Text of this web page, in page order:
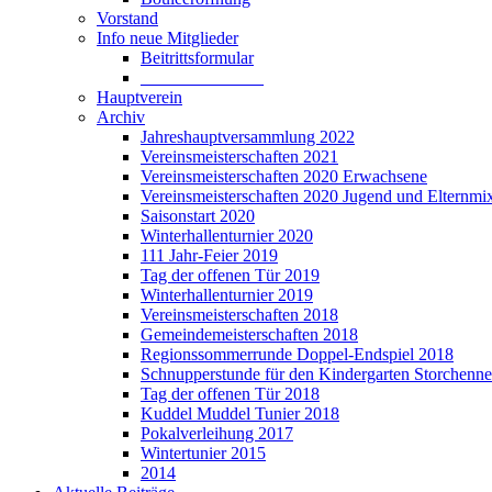
Vorstand
Info neue Mitglieder
Beitrittsformular
Hauptverein
Archiv
Jahreshauptversammlung 2022
Vereinsmeisterschaften 2021
Vereinsmeisterschaften 2020 Erwachsene
Vereinsmeisterschaften 2020 Jugend und
Saisonstart 2020
Winterhallenturnier 2020
111 Jahr-Feier 2019
Tag der offenen Tür 2019
Winterhallenturnier 2019
Vereinsmeisterschaften 2018
Gemeindemeisterschaften 2018
Regionssommerrunde Doppel-Endspiel 2018
Schnupperstunde für den Kindergarten
Tag der offenen Tür 2018
Kuddel Muddel Tunier 2018
Pokalverleihung 2017
Wintertunier 2015
2014